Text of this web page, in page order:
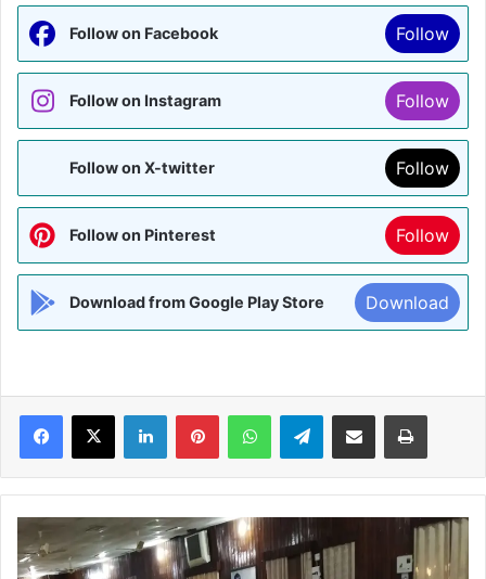
Follow on Facebook Follow
Follow on Instagram Follow
Follow on X-twitter Follow
Follow on Pinterest Follow
Download from Google Play Store Download
Facebook
X LinkedInPinterestWhatsAppTelegramShare via Email Print
होटल
में